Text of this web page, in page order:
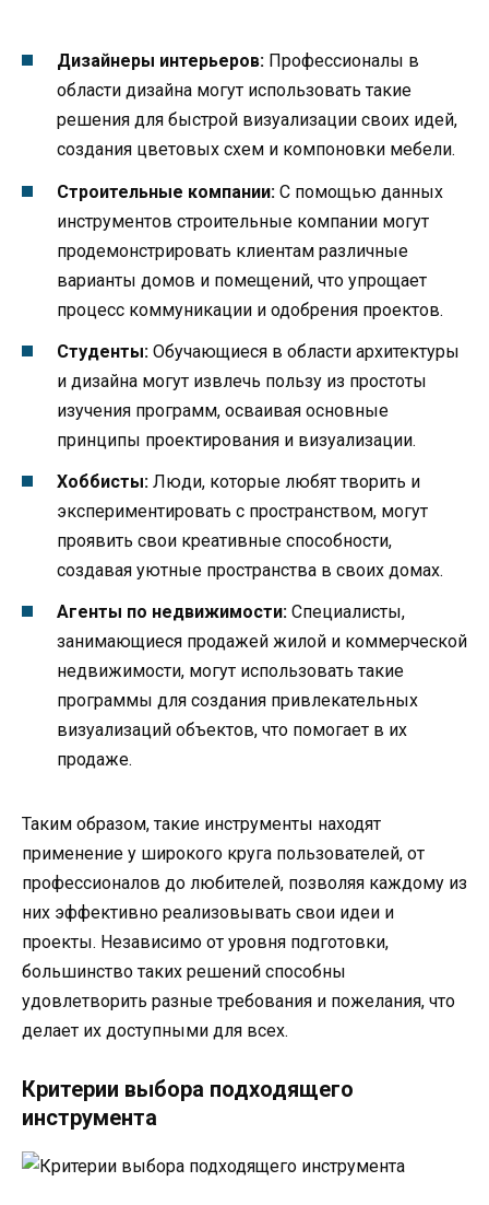
Дизайнеры интерьеров: Профессионалы в
области дизайна могут использовать такие
решения для быстрой визуализации своих идей,
создания цветовых схем и компоновки мебели.
Строительные компании: С помощью данных
инструментов строительные компании могут
продемонстрировать клиентам различные
варианты домов и помещений, что упрощает
процесс коммуникации и одобрения проектов.
Студенты: Обучающиеся в области архитектуры
и дизайна могут извлечь пользу из простоты
изучения программ, осваивая основные
принципы проектирования и визуализации.
Хоббисты: Люди, которые любят творить и
экспериментировать с пространством, могут
проявить свои креативные способности,
создавая уютные пространства в своих домах.
Агенты по недвижимости: Специалисты,
занимающиеся продажей жилой и коммерческой
недвижимости, могут использовать такие
программы для создания привлекательных
визуализаций объектов, что помогает в их
продаже.
Таким образом, такие инструменты находят
применение у широкого круга пользователей, от
профессионалов до любителей, позволяя каждому из
них эффективно реализовывать свои идеи и
проекты. Независимо от уровня подготовки,
большинство таких решений способны
удовлетворить разные требования и пожелания, что
делает их доступными для всех.
Критерии выбора подходящего
инструмента